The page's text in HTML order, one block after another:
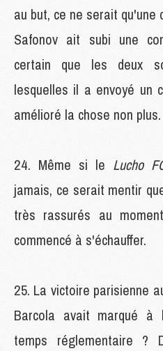
au but, ce ne serait qu'une
Safonov ait subi une
certain que les deux
lesquelles il a envoyé un
amélioré la chose non plus.
Même si le Lucho
jamais, ce serait mentir
très rassurés au
commencé à s'échauffer.
La victoire parisienne
Barcola avait marqué à
temps réglementaire ?